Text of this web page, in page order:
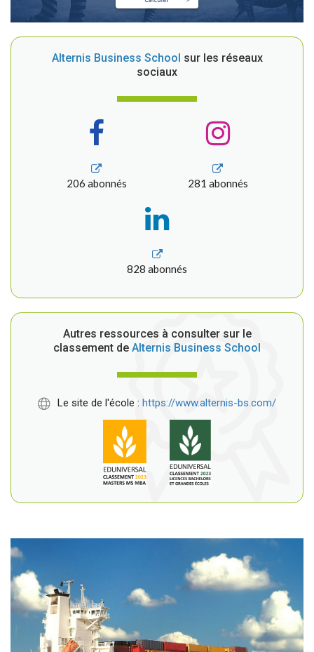
Alternis Business School sur les réseaux
sociaux
206 abonnés 281 abonnés
828 abonnés
Autres ressources à consulter sur le
classement de Alternis Business School
Le site de l'école : https://www.alternis-bs.com/